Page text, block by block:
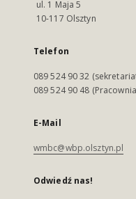
ul. 1 Maja 5
10-117 Olsztyn
Telefon
089 524 90 32
089 524 90 48
E-Mail
wmbc@wbp.olsztyn.pl
Odwiedź nas!